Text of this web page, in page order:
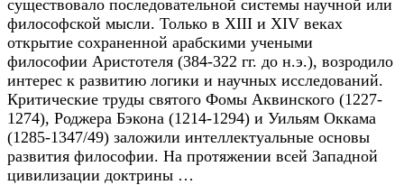
существовало последовательной системы научной или
философской мысли. Только в XIII и XIV веках
открытие сохраненной арабскими учеными
философии Аристотеля (384-322 гг. до н.э.), возродило
интерес к развитию логики и научных исследований.
Критические труды святого Фомы Аквинского (1227-
1274), Роджера Бэкона (1214-1294) и Уильям Оккама
(1285-1347/49) заложили интеллектуальные основы
развития философии. На протяжении всей Западной
цивилизации доктрины …